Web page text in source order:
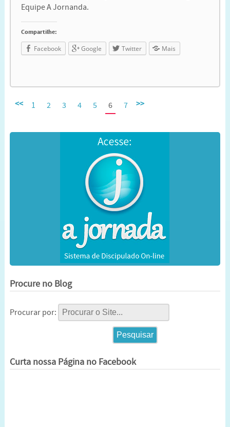
Equipe A Jornanda.
Compartilhe:
Facebook Google Twitter Mais
<< 1 2 3 4 5 6 7 >>
Procure no Blog
Procurar por:
Curta nossa Página no Facebook